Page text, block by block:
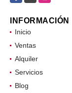
INFORMACIÓN
Inicio
Ventas
Alquiler
Servicios
Blog